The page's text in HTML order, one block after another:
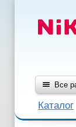
Все
Каталог